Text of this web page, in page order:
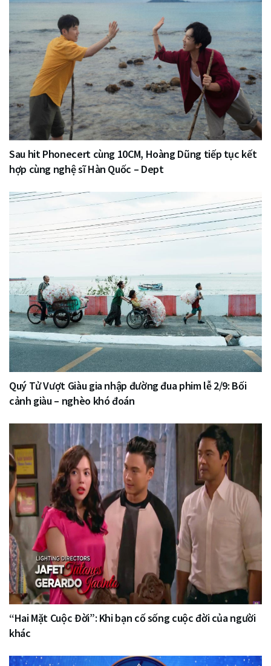
Sau hit Phonecert cùng 10CM, Hoàng Dũng tiếp tục kết
hợp cùng nghệ sĩ Hàn Quốc – Dept
Quý Tử Vượt Giàu gia nhập đường đua phim lễ 2/9: Bối
cảnh giàu – nghèo khó đoán
“Hai Mặt Cuộc Đời”: Khi bạn cố sống cuộc đời của người
khác